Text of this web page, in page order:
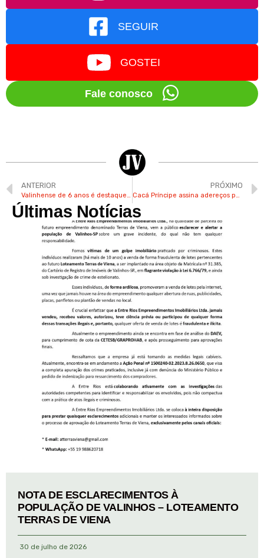
SEGUIR
GOSTEI
Fale conosco
ANTERIOR
Valinhense de 6 anos é destaque na maior revista de skate do Brasil
PRÓXIMO
Cacá Príncipe assina adereços para escolas e blocos da região
Últimas Notícias
NOTA DE ESCLARECIMENTOS À
POPULAÇÃO DE VALINHOS – LOTEAMENTO
TERRAS DE VIENA
30 de julho de 2026